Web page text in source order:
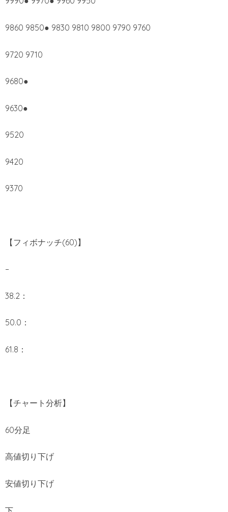
9860 9850● 9830 9810 9800 9790 9760
9720 9710
9680●
9630●
9520
9420
9370
【フィボナッチ(60)】
–
38.2：
50.0：
61.8：
【チャート分析】
60分足
高値切り下げ
安値切り下げ